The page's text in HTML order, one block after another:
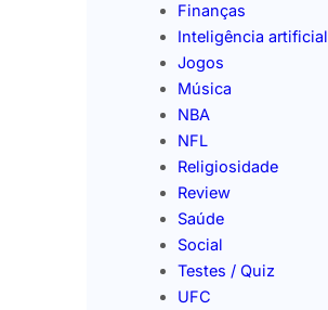
Finanças
Inteligência artificial
Jogos
Música
NBA
NFL
Religiosidade
Review
Saúde
Social
Testes / Quiz
UFC